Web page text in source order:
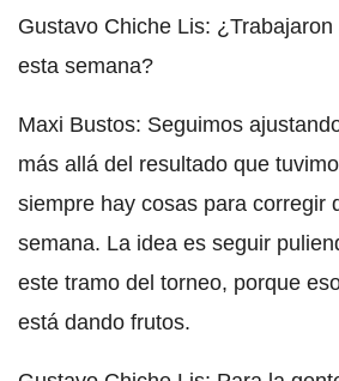
Gustavo Chiche Lis:
esta semana?
Maxi Bustos: Seguimos
más allá del resultado que
siempre hay cosas para corregir
semana. La idea es seguir
este tramo del torneo, porque
está dando frutos.